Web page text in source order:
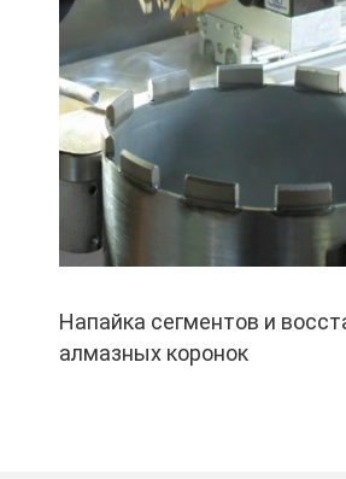
Напайка сегментов и
алмазных коронок